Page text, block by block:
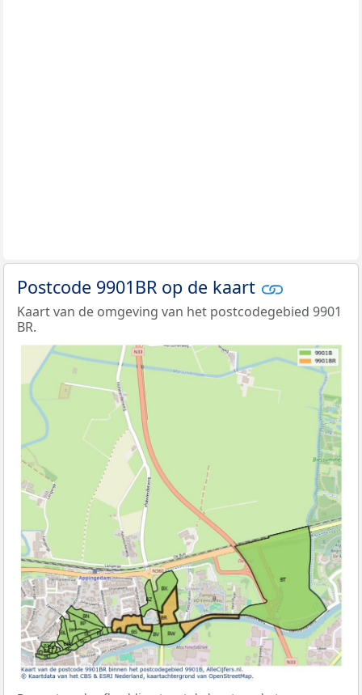
Postcode 9901BR op de kaart
Kaart van de omgeving van het postcodegebied 9901
BR.